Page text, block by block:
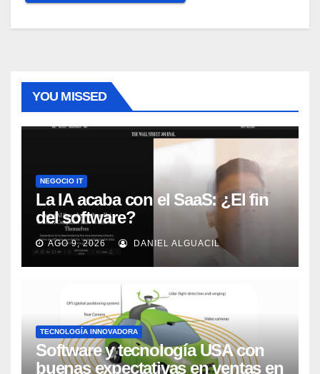
YOU MISSED
NEGOCIO IT
La IA acaba con el SaaS: ¿El fin
del software?
AGO 9, 2026 DANIEL ALGUACIL
TECNOLOGÍA INNOVADORA
Software y tecnología USA con
buenas expectativas en ventas en